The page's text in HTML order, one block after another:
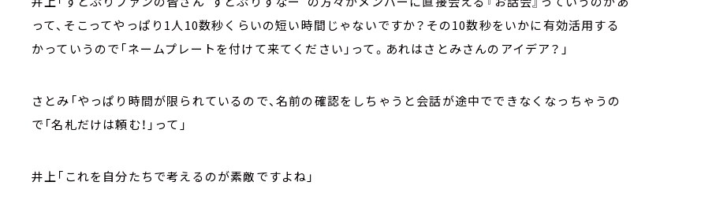
って、そこってやっぱり1人10数秒くらいの短い時間じゃないですか？その10数秒をいかに有効活用する
かっていうので「ネームプレートを付けて来てください」って。あれはさとみさんのアイデア？」
さとみ「やっぱり時間が限られているので、名前の確認をしちゃうと会話が途中でできなくなっちゃうの
で「名札だけは頼む！」って」
井上「これを自分たちで考えるのが素敵ですよね」